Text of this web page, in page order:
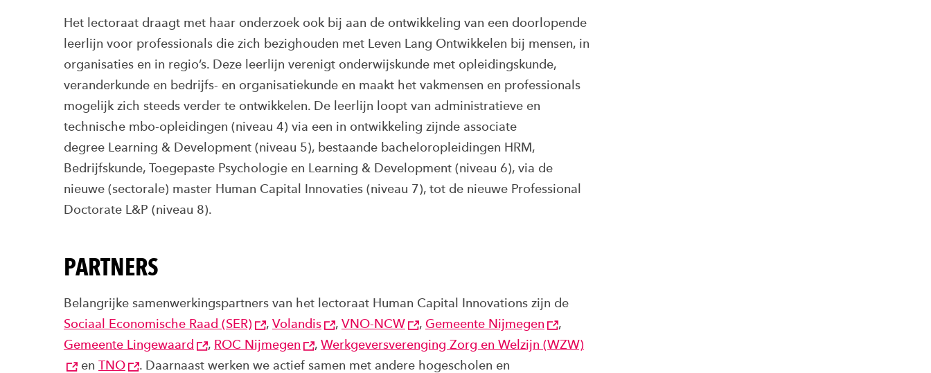
Het lectoraat draagt met haar onderzoek ook bij aan de ontwikkeling van een doorlopende
leerlijn voor professionals die zich bezighouden met Leven Lang Ontwikkelen bij mensen, in
organisaties en in regio’s. Deze leerlijn verenigt onderwijskunde met opleidingskunde,
veranderkunde en bedrijfs- en organisatiekunde en maakt het vakmensen en professionals
mogelijk zich steeds verder te ontwikkelen. De leerlijn loopt van administratieve en
technische mbo-opleidingen (niveau 4) via een in ontwikkeling zijnde associate
degree Learning & Development (niveau 5), bestaande bacheloropleidingen HRM,
Bedrijfskunde, Toegepaste Psychologie en Learning & Development (niveau 6), via de
nieuwe (sectorale) master Human Capital Innovaties (niveau 7), tot de nieuwe Professional
Doctorate L&P (niveau 8).
PARTNERS
Belangrijke samenwerkingspartners van het lectoraat Human Capital Innovations zijn de
Sociaal Economische Raad (SER)
, Volandis , VNO-NCW , Gemeente Nijmegen
,
Gemeente Lingewaard
, ROC Nijmegen , Werkgeversverenging Zorg en Welzijn (WZW)
en TNO
. Daarnaast werken we actief samen met andere hogescholen en